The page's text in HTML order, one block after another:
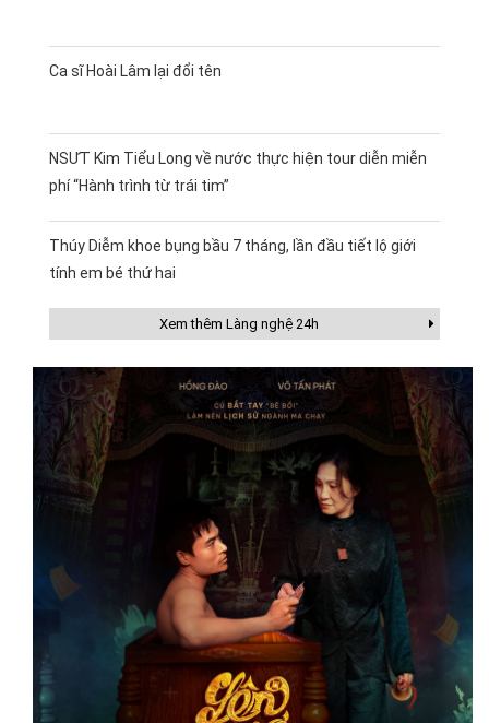
Ca sĩ Hoài Lâm lại đổi tên
NSƯT Kim Tiểu Long về nước thực hiện tour diễn miễn
phí “Hành trình từ trái tim”
Thúy Diễm khoe bụng bầu 7 tháng, lần đầu tiết lộ giới
tính em bé thứ hai
Xem thêm Làng nghệ 24h